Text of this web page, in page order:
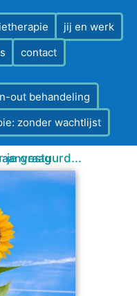
jij en werk
contact
out behandeling
zonder wachtlijst
je gestuurd...